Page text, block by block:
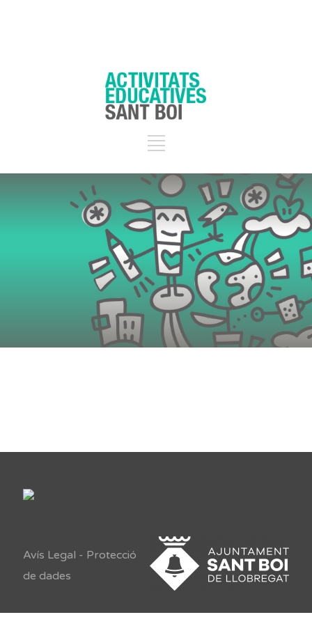
Avís Legal - Protecció
de dades